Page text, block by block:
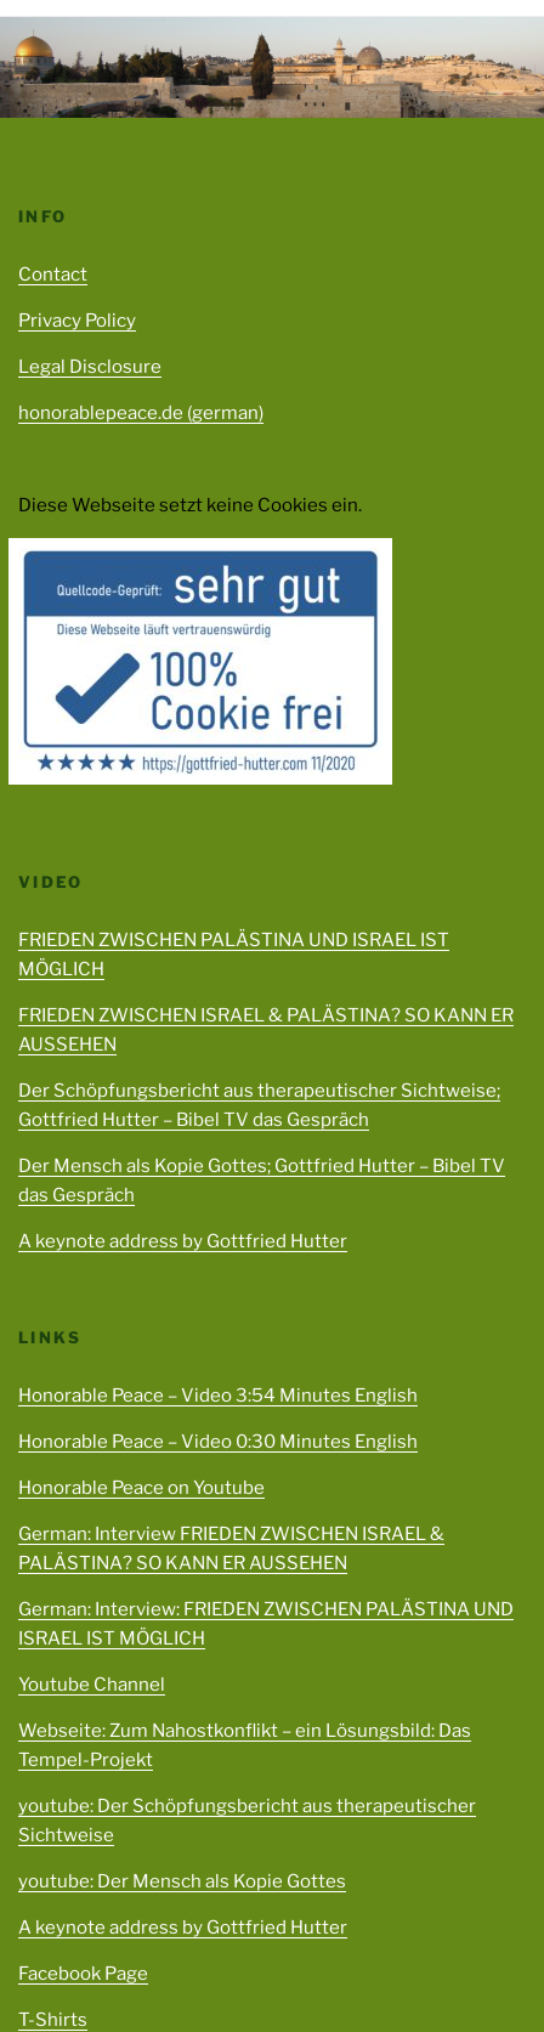
INFO
Contact
Privacy Policy
Legal Disclosure
honorablepeace.de (german)
Diese Webseite setzt keine Cookies ein.
VIDEO
FRIEDEN ZWISCHEN PALÄSTINA UND ISRAEL IST
MÖGLICH
FRIEDEN ZWISCHEN ISRAEL & PALÄSTINA? SO KANN ER
AUSSEHEN
Der Schöpfungsbericht aus therapeutischer Sichtweise;
Gottfried Hutter – Bibel TV das Gespräch
Der Mensch als Kopie Gottes; Gottfried Hutter – Bibel TV
das Gespräch
A keynote address by Gottfried Hutter
LINKS
Honorable Peace – Video 3:54 Minutes English
Honorable Peace – Video 0:30 Minutes English
Honorable Peace on Youtube
German: Interview FRIEDEN ZWISCHEN ISRAEL &
PALÄSTINA? SO KANN ER AUSSEHEN
German: Interview: FRIEDEN ZWISCHEN PALÄSTINA UND
ISRAEL IST MÖGLICH
Youtube Channel
Webseite: Zum Nahostkonflikt – ein Lösungsbild: Das
Tempel-Projekt
youtube: Der Schöpfungsbericht aus therapeutischer
Sichtweise
youtube: Der Mensch als Kopie Gottes
A keynote address by Gottfried Hutter
Facebook Page
T-Shirts